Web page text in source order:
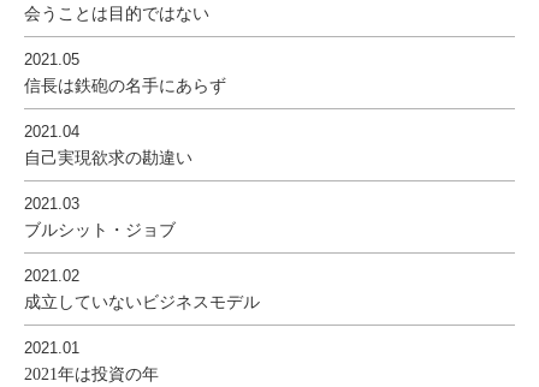
会うことは目的ではない
2021.05
信長は鉄砲の名手にあらず
2021.04
自己実現欲求の勘違い
2021.03
ブルシット・ジョブ
2021.02
成立していないビジネスモデル
2021.01
2021年は投資の年